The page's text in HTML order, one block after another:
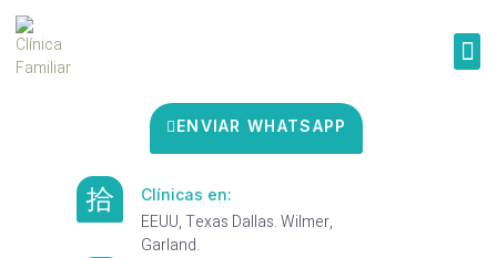
ENVIAR WHATSAPP
Clínicas en:
EEUU, Texas Dallas. Wilmer,
Garland.